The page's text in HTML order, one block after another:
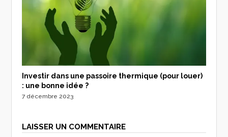
Investir dans une passoire thermique (pour louer)
: une bonne idée ?
7 décembre 2023
LAISSER UN COMMENTAIRE